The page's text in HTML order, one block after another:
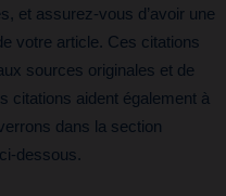
et assurez-vous d’avoir une
votre article. Ces citations
sources originales et de
citations aident également à
dans la section
dessous.